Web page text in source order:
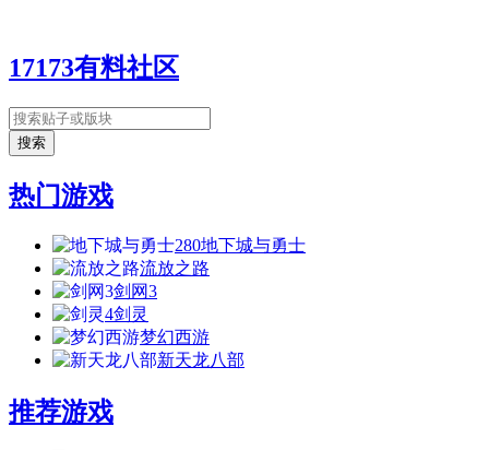
17173有料社区
热门游戏
280地下城与勇士
流放之路
剑网3
4剑灵
梦幻西游
新天龙八部
推荐游戏